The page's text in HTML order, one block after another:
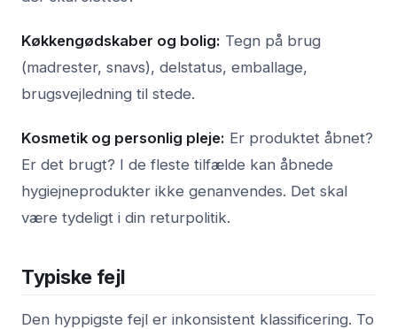
Køkkengødskaber og bolig: Tegn på brug
(madrester, snavs), delstatus, emballage,
brugsvejledning til stede.
Kosmetik og personlig pleje: Er produktet åbnet?
Er det brugt? I de fleste tilfælde kan åbnede
hygiejneprodukter ikke genanvendes. Det skal
være tydeligt i din returpolitik.
Typiske fejl
Den hyppigste fejl er inkonsistent klassificering. To